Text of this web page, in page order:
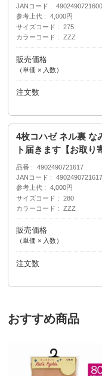
JANコード
4902490721600
参考上代
4,000円
サイズコード
275
カラーコード
ZZZ
販売価格
（単価 × 入数）
注文数
4枚コハゼ ネル裏
ト届きます【お取り
品番
4902490721617
JANコード
4902490721617
参考上代
4,000円
サイズコード
280
カラーコード
ZZZ
販売価格
（単価 × 入数）
注文数
おすすめ商品